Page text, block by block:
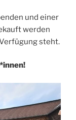
und einer
werden
steht.